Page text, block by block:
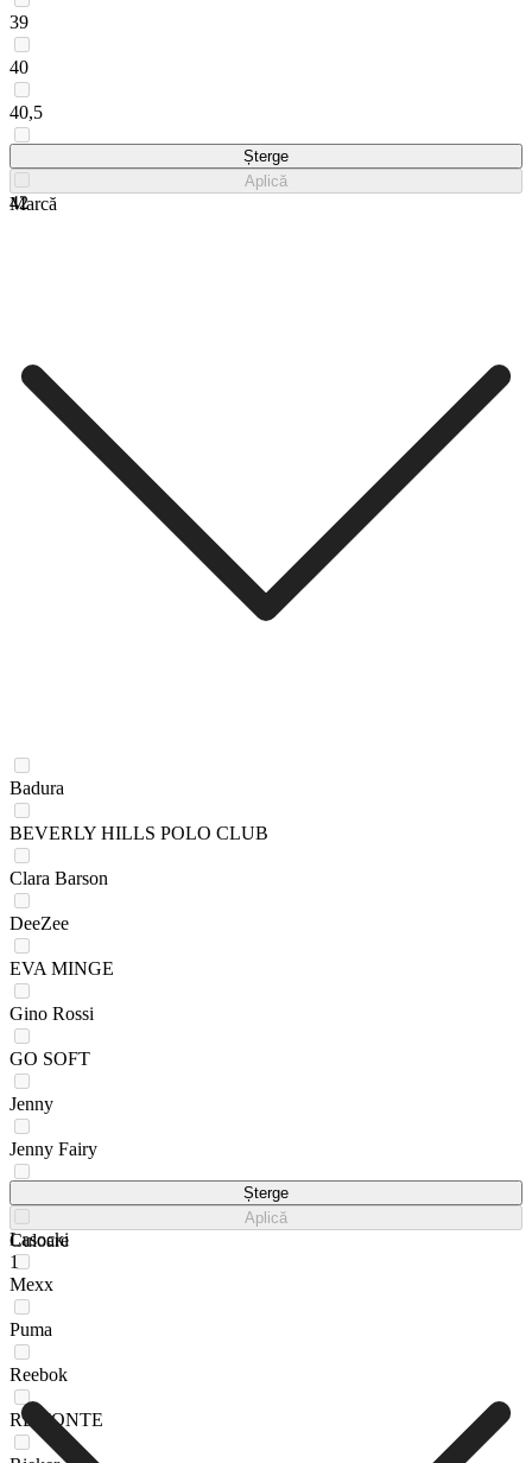
39
40
40,5
42
Șterge
Aplică
Marcă
Badura
BEVERLY HILLS POLO CLUB
Clara Barson
DeeZee
EVA MINGE
Gino Rossi
GO SOFT
Jenny
Jenny Fairy
Lasocki
Mexx
Puma
Reebok
REMONTE
Șterge
Aplică
Culoare
1